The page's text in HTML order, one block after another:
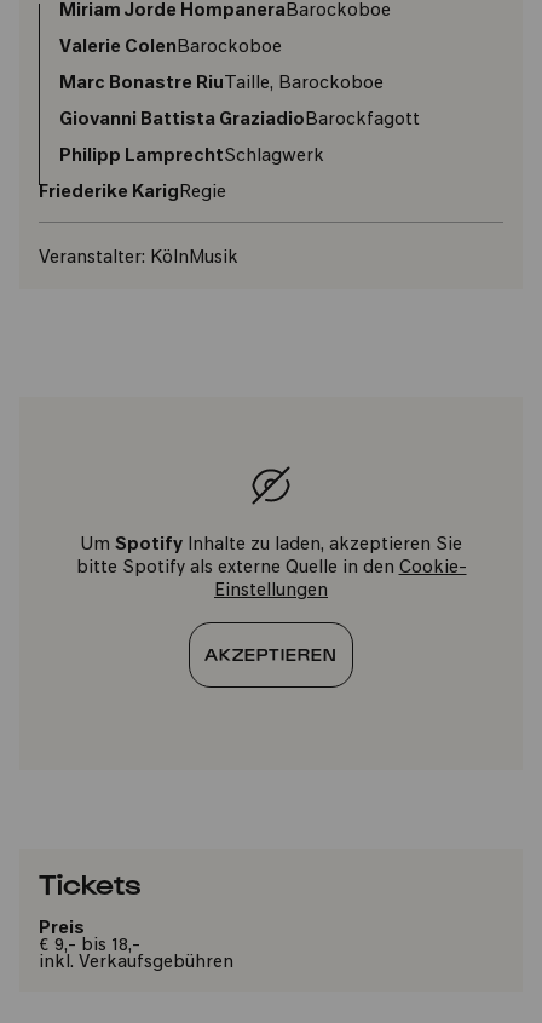
Miriam Jorde Hompanera Barockoboe
Valerie Colen Barockoboe
Marc Bonastre Riu Taille, Barockoboe
Giovanni Battista Graziadio Barockfagott
Philipp LamprechtSchlagwerk
Friederike Karig Regie
Veranstalter: KölnMusik
Um Spotify Inhalte zu laden, akzeptieren Sie
bitte Spotify als externe Quelle in den Cookie-
Einstellungen
AKZEPTIEREN
Tickets
Preis
€ 9,- bis 18,-
inkl. Verkaufsgebühren